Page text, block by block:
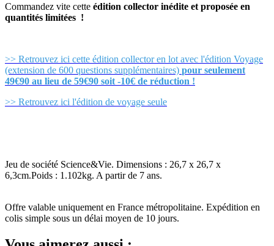
Commandez vite cette édition collector inédite et proposée en
quantités limitées !
>> Retrouvez ici cette édition collector en lot avec l'édition Voyage
(extension de 600 questions supplémentaires) pour seulement
49€90 au lieu de 59€90 soit -10€ de réduction !
>> Retrouvez ici l'édition de voyage seule
Jeu de société Science&Vie. Dimensions : 26,7 x 26,7 x
6,3cm.Poids : 1.102kg. A partir de 7 ans.
Offre valable uniquement en France métropolitaine. Expédition en
colis simple sous un délai moyen de 10 jours.